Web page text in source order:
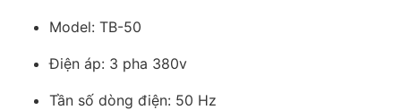
Model: TB-50
Điện áp: 3 pha 380v
Tần số dòng điện: 50 Hz